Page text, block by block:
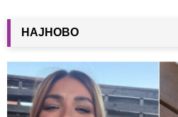
НАЈНОВО